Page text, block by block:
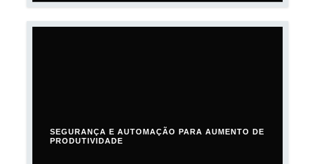
SEGURANÇA E AUTOMAÇÃO PARA AUMENTO DE
PRODUTIVIDADE